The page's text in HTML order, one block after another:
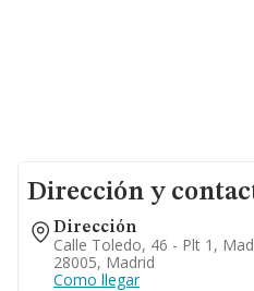
Dirección y
Dirección
Calle Toledo, 46 - Plt 1,
28005, Madrid
Como llegar